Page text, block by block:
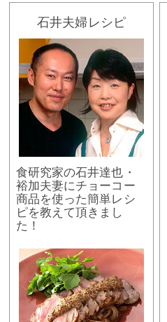
石井夫婦レシピ
食研究家の石井達也・
裕加夫妻にチョーコー
商品を使った簡単レシ
ピを教えて頂きまし
た！